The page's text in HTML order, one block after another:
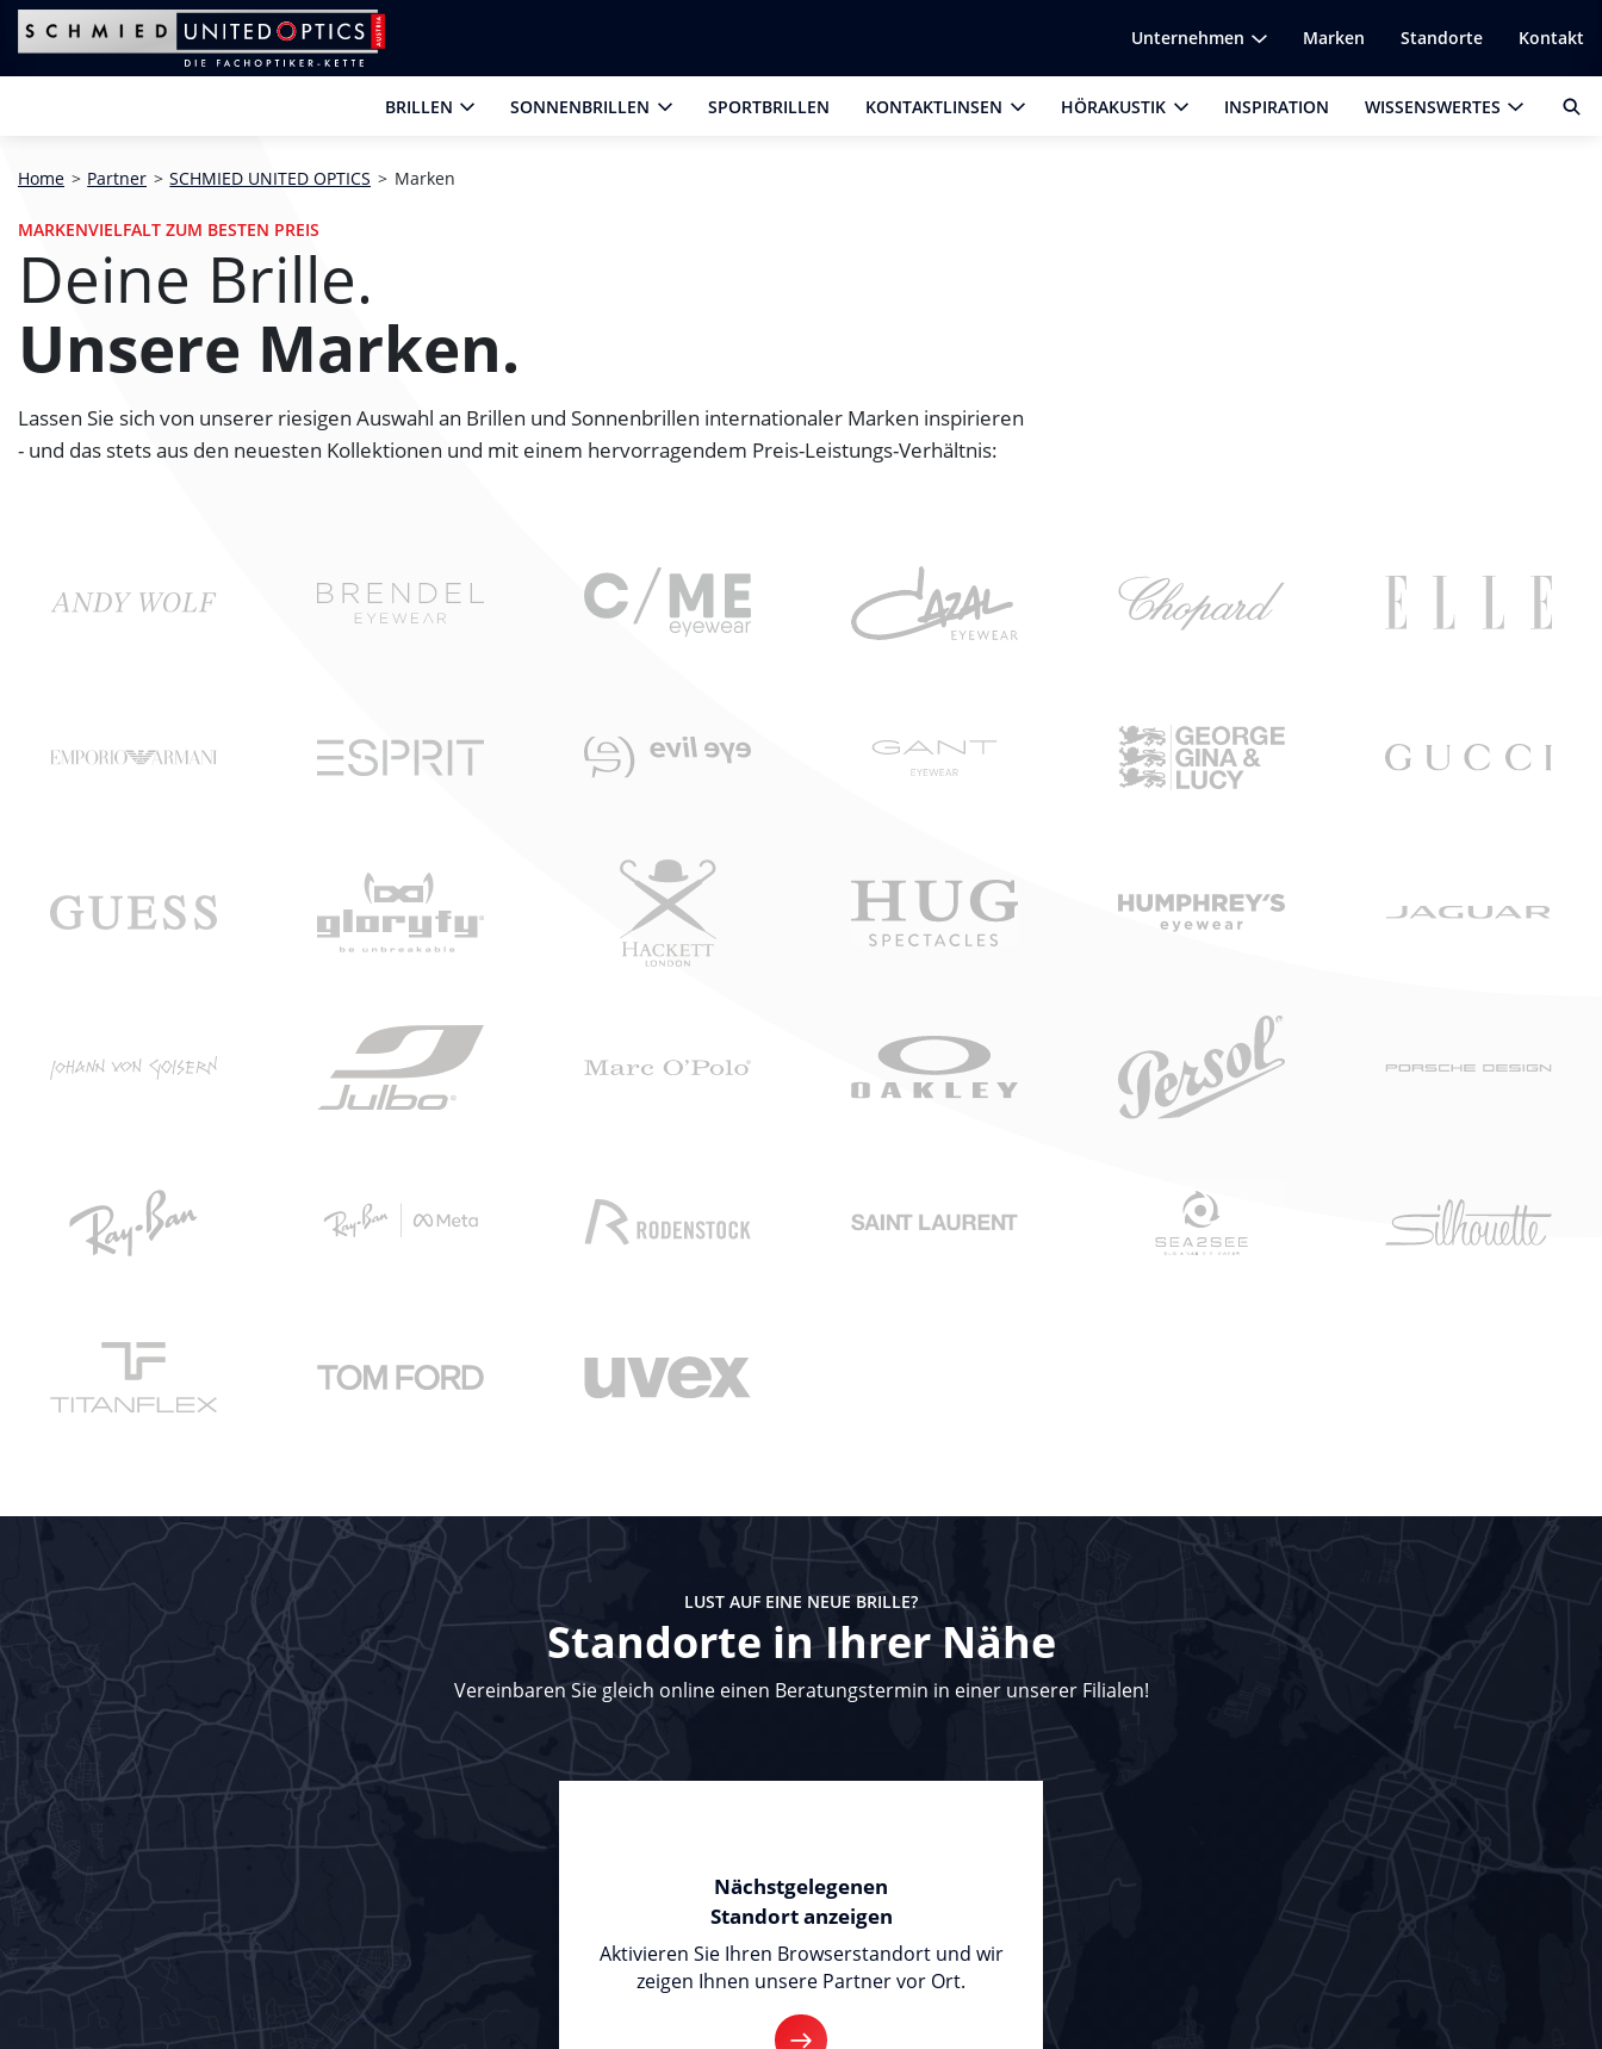
Zum Hauptinhalt springen
Zum Footer springen
Zum Ende der Navigation springen
Unternehmen Marken Standorte Kontakt
BRILLEN SONNENBRILLEN SPORTBRILLEN KONTAKTLINSEN HÖRAKUSTIK INSPIRATION WISSENSWERTES
Zum Beginn der Navigation springen
Home > Partner > SCHMIED UNITED OPTICS > Marken
MARKENVIELFALT ZUM BESTEN PREIS
Deine Brille.
Unsere Marken.
Lassen Sie sich von unserer riesigen Auswahl an Brillen und Sonnenbrillen internationaler Marken inspirieren
- und das stets aus den neuesten Kollektionen und mit einem hervorragendem Preis-Leistungs-Verhältnis:
LUST AUF EINE NEUE BRILLE?
Standorte in Ihrer Nähe
Vereinbaren Sie gleich online einen Beratungstermin in einer unserer Filialen!
Nächstgelegenen
Standort anzeigen
Aktivieren Sie Ihren Browserstandort und wir
zeigen Ihnen unsere Partner vor Ort.